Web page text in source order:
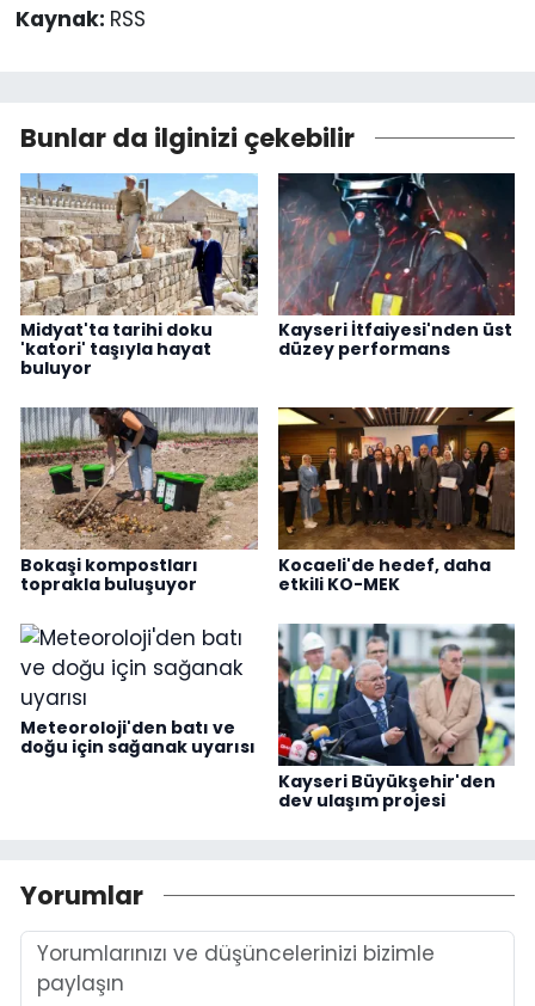
Kaynak: RSS
Bunlar da ilginizi çekebilir
Midyat'ta tarihi doku
'katori' taşıyla hayat
buluyor
Kayseri İtfaiyesi'nden üst
düzey performans
Bokaşi kompostları
toprakla buluşuyor
Kocaeli'de hedef, daha
etkili KO-MEK
Meteoroloji'den batı ve
doğu için sağanak uyarısı
Kayseri Büyükşehir'den
dev ulaşım projesi
Yorumlar